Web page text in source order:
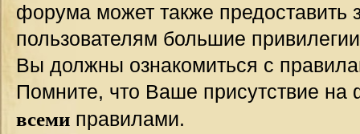
форума может также предоставить
пользователям большие
Вы должны ознакомиться с
Помните, что Ваше присутствие на
всеми правилами.